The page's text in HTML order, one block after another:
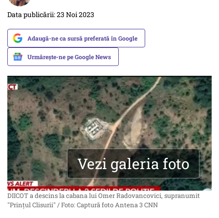
Data publicării: 23 Noi 2023
Adaugă-ne ca sursă preferată în Google
Urmărește-ne pe Google News
Vezi galeria foto
DIICOT a descins la cabana lui Omer Radovancovici, supranumit
"Prințul Clisurii" / Foto: Captură foto Antena 3 CNN